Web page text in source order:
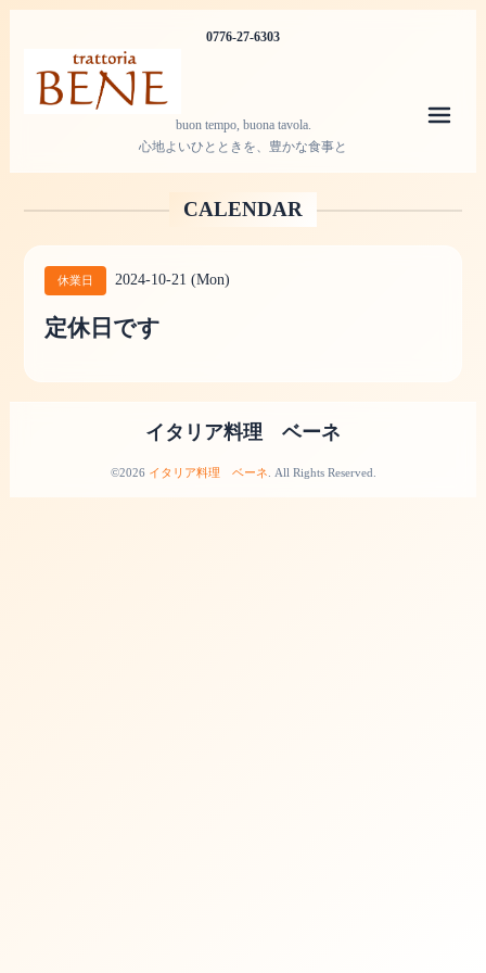
0776-27-6303
buon tempo, buona tavola.
心地よいひとときを、豊かな食事と
CALENDAR
休業日 2024-10-21 (Mon)
定休日です
イタリア料理 ベーネ
©2026 イタリア料理 ベーネ . All Rights Reserved.